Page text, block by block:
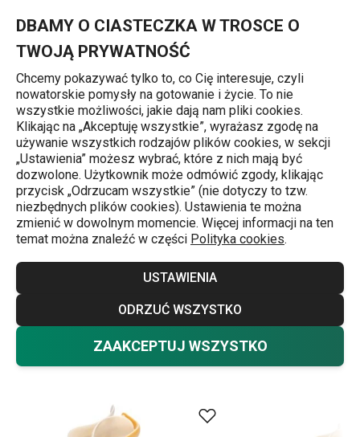
DBAMY O CIASTECZKA W TROSCE O
TWOJĄ PRYWATNOŚĆ
Chcemy pokazywać tylko to, co Cię interesuje, czyli
nowatorskie pomysły na gotowanie i życie. To nie
wszystkie możliwości, jakie dają nam pliki cookies.
Klikając na „Akceptuję wszystkie”, wyrażasz zgodę na
używanie wszystkich rodzajów plików cookies, w sekcji
„Ustawienia” możesz wybrać, które z nich mają być
dozwolone. Użytkownik może odmówić zgody, klikając
przycisk „Odrzucam wszystkie” (nie dotyczy to tzw.
niezbędnych plików cookies). Ustawienia te można
zmienić w dowolnym momencie. Więcej informacji na ten
temat można znaleźć w części Polityka cookies.
USTAWIENIA
ODRZUĆ WSZYSTKO
ZAAKCEPTUJ WSZYSTKO
Wykrawacze i radełka
Radełka
Klasyczne i łączone radełka - krajarki do ciasta - z
kółkiem z metalu lub tworzywa sztucznego. W naszej
ofercie mamy oczywiście także uniwersalne radełko z 4
wymiennymi kółkami, specjalne wykrawacze do kółek,
kwadratów i nachosów, wałek do dziurkowania oraz
wielofunkcyjne radełka do makaronu i słonego pieczywa.
Zainspiruj się w e-shopie TESCOMA, mogą Ci się przydać
na przykładformy do wykrawaniaczyzestawy
. Jeśli chcesz zaprosić swoje pociechy do
literek czy autek!
Nie chcesz wybierać? Wybierz pewność